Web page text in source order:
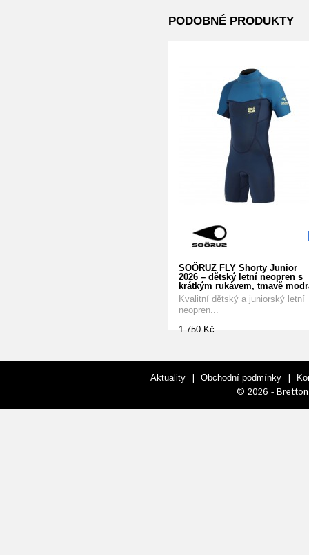
PODOBNÉ PRODUKTY
SOÖRUZ FLY Shorty Junior
2026 – dětský letní neopren s
krátkým rukávem, tmavě
Kvalitní dětský a juniorský letní
neopren...
1 750 Kč
Aktuality | Obchodní podmínky |
© 2026 - Bretton